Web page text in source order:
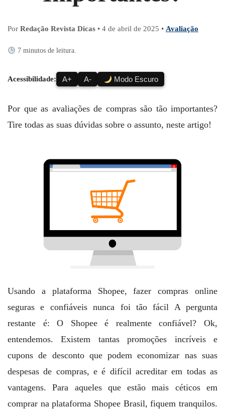
Por Redação Revista Dicas • 4 de abril de 2025 • Avaliação
7 minutos de leitura.
Acessibilidade: A+ A- Modo Escuro
Por que as avaliações de compras são tão importantes?
Tire todas as suas dúvidas sobre o assunto, neste artigo!
Usando a plataforma Shopee, fazer compras online
seguras e confiáveis ​​nunca foi tão fácil A pergunta
restante é: O Shopee é realmente confiável? Ok,
entendemos. Existem tantas promoções incríveis e
cupons de desconto que podem economizar nas suas
despesas de compras, e é difícil acreditar em todas as
vantagens. Para aqueles que estão mais céticos em
comprar na plataforma Shopee Brasil, fiquem tranquilos.